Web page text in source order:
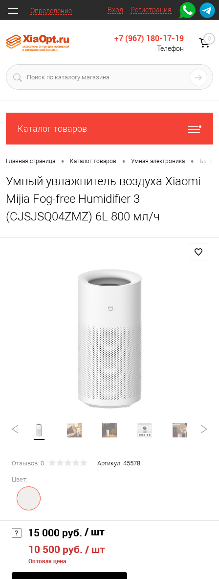
Вход Регистрация
Определение
+7 (967) 180-17-19
Телефон
0
Каталог товаров
Главная страница • Каталог товаров • Умная электроника •
Умный увлажнитель воздуха Xiaomi
Mijia Fog-free Humidifier 3
(CJSJSQ04ZMZ) 6L 800 мл/ч
Отзывов: 0 Артикул: 45578
Цвет:
15 000 руб. / шт
10 500 руб. / шт
Оптовая цена